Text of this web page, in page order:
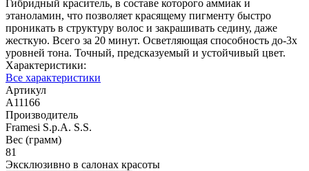
Гибридный краситель, в составе которого аммиак и
этаноламин, что позволяет красящему пигменту быстро
проникать в структуру волос и закрашивать седину, даже
жесткую. Всего за 20 минут. Осветляющая способность до-3х
уровней тона. Точный, предсказуемый и устойчивый цвет.
Характеристики:
Все характеристики
Артикул
A11166
Производитель
Framesi S.p.A. S.S.
Вес (грамм)
81
Эксклюзивно в салонах красоты